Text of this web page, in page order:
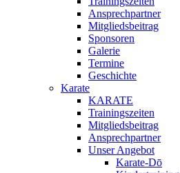
Ansprechpartner
Mitgliedsbeitrag
Sponsoren
Galerie
Termine
Geschichte
Karate
KARATE
Trainingszeiten
Mitgliedsbeitrag
Ansprechpartner
Unser Angebot
Karate-Dō